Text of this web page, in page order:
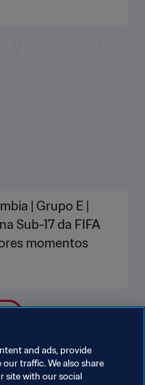
| Grupo E |
Sub-17 da FIFA
momentos
and ads, provide
traffic. We also share
site with our social